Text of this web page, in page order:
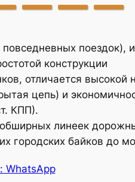
поездок),
конструкции
отличается высокой
цепь) и
КПП).
линеек
городских байков до
WhatsApp